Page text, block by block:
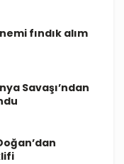
fındık alım
Savaşı’ndan